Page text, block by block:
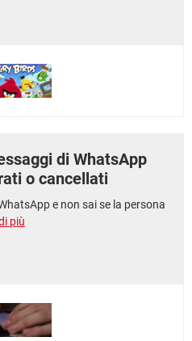
di WhatsApp
o cancellati
e non sai se la persona
più